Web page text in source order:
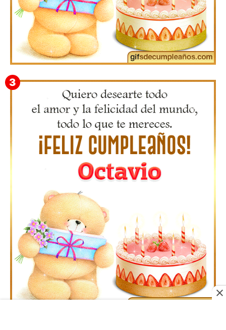
Gifs Feliz Cumpleaños Agapito